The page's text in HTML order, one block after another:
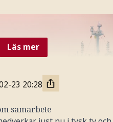
Läs mer
23 20:28
samarbete